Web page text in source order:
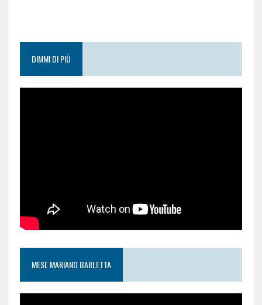
DIMMI DI PIÙ
MESE MARIANO BARLETTA